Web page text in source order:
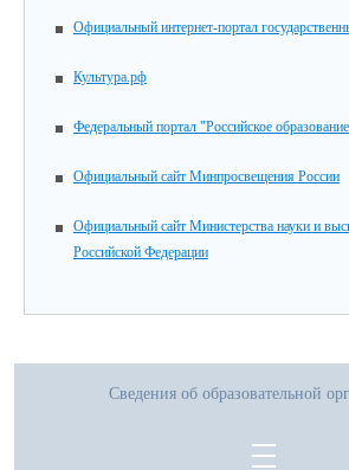
Официальный интернет-портал
Культура.рф
Федеральный портал "Российское
Официальный сайт Минпросвещения России
Официальный сайт Министерства науки и
Российской Федерации
Сведения об образовательной